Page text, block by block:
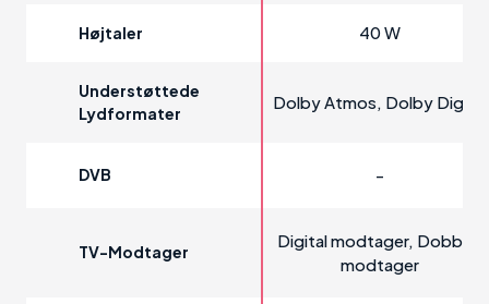
Højtaler 40 W
Understøttede
Lydformater
Dolby Atmos, Dolby Digital
DVB -
TV-Modtager
Digital modtager, Dobbelt
modtager